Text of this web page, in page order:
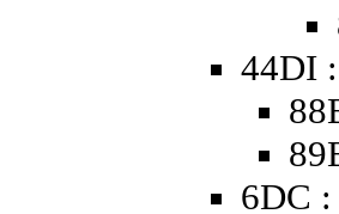
44DI :
6DC :